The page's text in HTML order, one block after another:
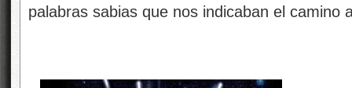
palabras sabias que nos indicaban el camino